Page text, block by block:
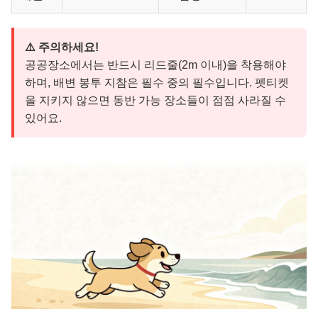
⚠️ 주의하세요!
공공장소에서는 반드시 리드줄(2m 이내)을 착용해야
하며, 배변 봉투 지참은 필수 중의 필수입니다. 펫티켓
을 지키지 않으면 동반 가능 장소들이 점점 사라질 수
있어요.